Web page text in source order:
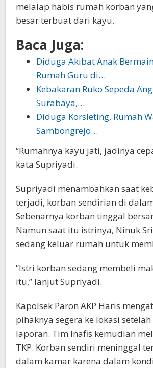
melalap habis rumah korban
besar terbuat dari kayu.
Baca Juga:
Diduga Akibat Anak
Rumah Guru di…
Kebakaran Ruko Sepeda
Surabaya,…
Diduga Korsleting, Rumah
Sambongrejo…
“Rumahnya kayu jati, jadinya
kata Supriyadi.
Supriyadi menambahkan saat
terjadi, korban sendirian di
Sebenarnya korban tinggal
Namun saat itu istrinya, Ninuk
sedang keluar rumah untuk
“Istri korban sedang membeli
itu,” lanjut Supriyadi.
Kapolsek Paron AKP Haris
pihaknya segera ke lokasi
laporan. Tim Inafis kemudian
TKP. Korban sendiri meninggal
dalam kamar karena dalam